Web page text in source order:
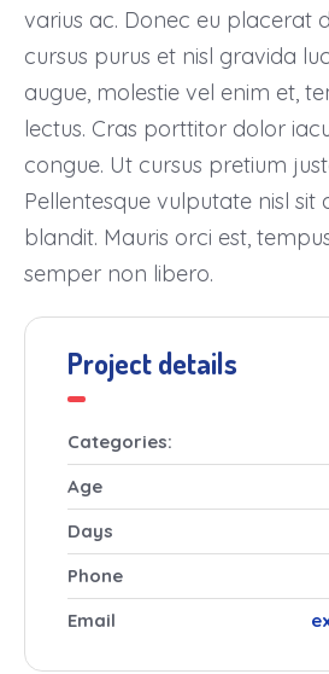
varius ac. Donec eu placerat
cursus purus et nisl gravida
augue, molestie vel enim et,
lectus. Cras porttitor dolor
congue. Ut cursus pretium
Pellentesque vulputate nisl
blandit. Mauris orci est,
semper non libero.
Project details
Categories:
Age
Days
Phone
Email